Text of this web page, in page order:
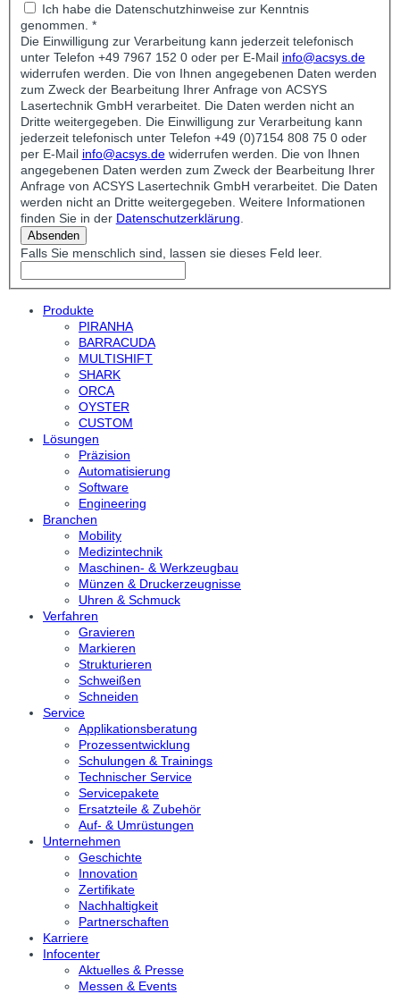
Ich habe die Datenschutzhinweise zur Kenntnis
genommen. *
Die Einwilligung zur Verarbeitung kann jederzeit telefonisch
unter Telefon +49 7967 152 0 oder per E-Mail info@acsys.de
widerrufen werden. Die von Ihnen angegebenen Daten werden
zum Zweck der Bearbeitung Ihrer Anfrage von ACSYS
Lasertechnik GmbH verarbeitet. Die Daten werden nicht an
Dritte weitergegeben. Die Einwilligung zur Verarbeitung kann
jederzeit telefonisch unter Telefon +49 (0)7154 808 75 0 oder
per E-Mail info@acsys.dewiderrufen werden. Die von Ihnen
angegebenen Daten werden zum Zweck der Bearbeitung Ihrer
Anfrage von ACSYS Lasertechnik GmbH verarbeitet. Die Daten
werden nicht an Dritte weitergegeben. Weitere Informationen
finden Sie in der Datenschutzerklärung
Absenden
Falls Sie menschlich sind, lassen sie dieses Feld leer.
Produkte
PIRANHA
BARRACUDA
MULTISHIFT
SHARK
ORCA
OYSTER
CUSTOM
Lösungen
Präzision
Automatisierung
Software
Engineering
Branchen
Mobility
Medizintechnik
Maschinen- & Werkzeugbau
Münzen & Druckerzeugnisse
Uhren & Schmuck
Verfahren
Gravieren
Markieren
Strukturieren
Schweißen
Schneiden
Service
Applikationsberatung
Prozessentwicklung
Schulungen & Trainings
Technischer Service
Servicepakete
Ersatzteile & Zubehör
Auf- & Umrüstungen
Unternehmen
Geschichte
Innovation
Zertifikate
Nachhaltigkeit
Partnerschaften
Karriere
Infocenter
Aktuelles & Presse
Messen & Events